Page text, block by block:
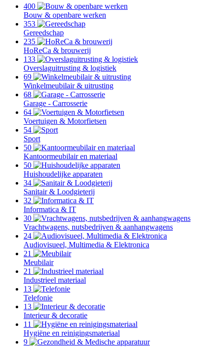
400
Bouw & openbare werken
353
Gereedschap
235
HoReCa & brouwerij
133
Overslaguitrusting & logistiek
69
Winkelmeubilair & uitrusting
68
Garage - Carrosserie
64
Voertuigen & Motorfietsen
54
Sport
50
Kantoormeubilair en materiaal
50
Huishoudelijke apparaten
34
Sanitair & Loodgieterij
32
Informatica & IT
30
Vrachtwagens, nutsbedrijven & aanhangwagens
24
Audiovisueel, Multimedia & Elektronica
21
Meubilair
21
Industrieel materiaal
13
Telefonie
13
Interieur & decoratie
11
Hygiëne en reinigingsmateriaal
9